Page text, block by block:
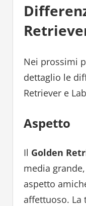
Nei prossimi
dettaglio le
Retriever e
Aspetto
Il Golden
media
aspetto
affettuoso. La